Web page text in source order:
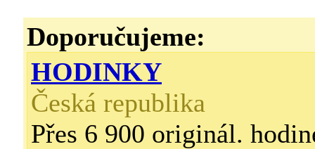
Doporučujeme:
HODINKY
Česká republika
Přes 6 900 originál.